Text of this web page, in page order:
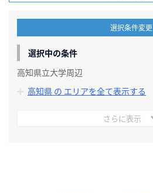
選択条件変更
選択中の条件
高知県立大学周辺
高知県 の エリアを全て表示する
さらに表示